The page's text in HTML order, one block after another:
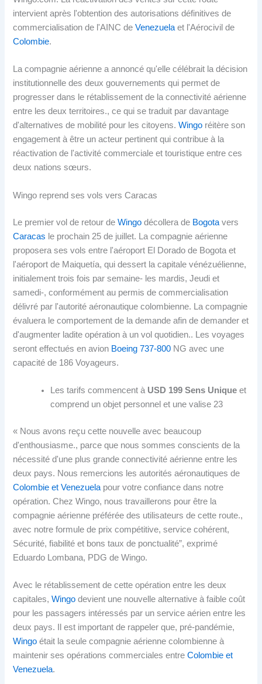
intervient après l'obtention des autorisations définitives de
commercialisation de l'AINC deVenezuela et l'Aérocivil de
Colombie.
La compagnie aérienne a annoncé qu'elle célébrait la décision
institutionnelle des deux gouvernements qui permet de
progresser dans le rétablissement de la connectivité aérienne
entre les deux territoires., ce qui se traduit par davantage
d'alternatives de mobilité pour les citoyens.Wingo réitère son
engagement à être un acteur pertinent qui contribue à la
réactivation de l'activité commerciale et touristique entre ces
deux nations sœurs.
Wingo reprend ses vols vers Caracas
Le premier vol de retour deWingo décollera de Bogota vers
Caracas le prochain 25 de juillet. La compagnie aérienne
proposera ses vols entre l'aéroport El Dorado de Bogota et
l'aéroport de Maiquetía, qui dessert la capitale vénézuélienne,
initialement trois fois par semaine- les mardis, Jeudi et
samedi-, conformément au permis de commercialisation
délivré par l'autorité aéronautique colombienne. La compagnie
évaluera le comportement de la demande afin de demander et
d'augmenter ladite opération à un vol quotidien.. Les voyages
seront effectués en avion Boeing 737-800 NG avec une
capacité de 186 Voyageurs.
Les tarifs commencent à USD 199 Sens Uniqueet
comprend un objet personnel et une valise 23
« Nous avons reçu cette nouvelle avec beaucoup
d'enthousiasme., parce que nous sommes conscients de la
nécessité d'une plus grande connectivité aérienne entre les
deux pays. Nous remercions les autorités aéronautiques de
Colombie et Venezuela pour votre confiance dans notre
opération. Chez Wingo, nous travaillerons pour être la
compagnie aérienne préférée des utilisateurs de cette route.,
avec notre formule de prix compétitive, service cohérent,
Sécurité, fiabilité et bons taux de ponctualité”, exprimé
Eduardo Lombana, PDG de Wingo.
Avec le rétablissement de cette opération entre les deux
capitales,Wingo devient une nouvelle alternative à faible coût
pour les passagers intéressés par un service aérien entre les
deux pays. Il est important de rappeler que, pré-pandémie,
Wingo était la seule compagnie aérienne colombienne à
maintenir ses opérations commerciales entreColombie et
Venezuela.